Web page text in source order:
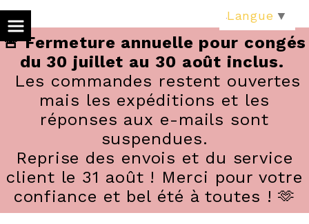
🚨 Fermeture annuelle pour congés
du 30 juillet au 30 août inclus.
Les commandes restent ouvertes
mais les expéditions et les
réponses aux e-mails sont
suspendues.
Reprise des envois et du service
client le 31 août ! Merci pour votre
confiance et bel été à toutes ! 🫶
Langue ▼